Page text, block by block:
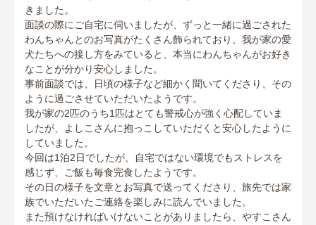
きました。
面談の際にご自宅に伺いましたが、ずっと一緒に過ごされた
わんちゃんとのお写真がたくさん飾られており、我が家の愛
犬たちへの接し方をみていると、本当にわんちゃんがお好き
なことが分かり安心しました。
事前面談では、日頃の様子など細かく聞いてくださり、その
ように過ごさせていただいたようです。
我が家の2匹のうち1匹はとても警戒心が強く心配していま
したが、よしこさんに抱っこしていただくと安心したように
していました。
今回は1泊2日でしたが、自宅ではない環境でもストレスを
感じず、ご飯も毎食完食したようです。
その日の様子を文章とお写真で送ってくださり、旅先では家
族でいただいたご連絡を楽しみに読んでいました。
また預けなければいけないことがありましたら、やすこさん